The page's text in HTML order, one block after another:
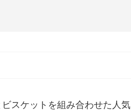
スケットを組み合わせた人気